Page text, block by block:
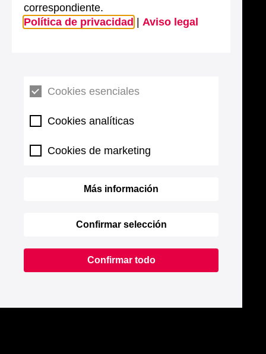
correspondiente.
Política de privacidad
Aviso legal
Cookies esenciales
Cookies analíticas
Cookies de marketing
Más información
Confirmar selección
Confirmar todo